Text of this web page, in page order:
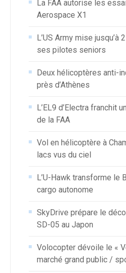
La FAA autorise les
Aerospace X1
L’US Army mise
ses pilotes seniors
Deux hélicoptères anti-
près d’Athènes
L’EL9 d’Electra franchit
de la FAA
Vol en hélicoptère à
lacs vus du ciel
L’U-Hawk transforme le
cargo autonome
SkyDrive prépare le
SD-05 au Japon
Volocopter dévoile le «
marché grand public /